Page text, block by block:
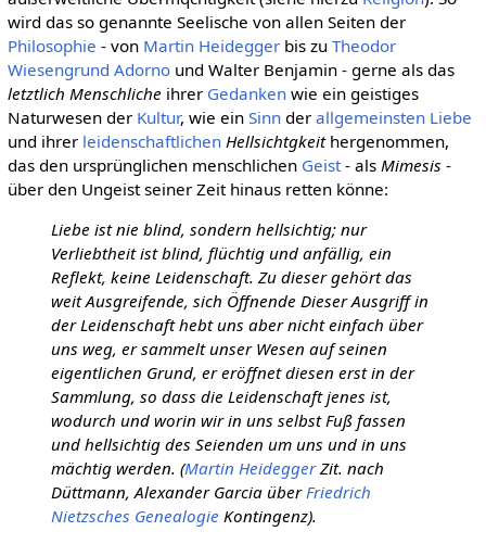
wird das so genannte Seelische von allen Seiten der
Philosophie - von Martin Heideggerbis zu Theodor
Wiesengrund Adornound Walter Benjamin - gerne als das
letztlich Menschliche ihrer Gedankenwie ein geistiges
Naturwesen der Kultur, wie ein Sinnder allgemeinsten Liebe
und ihrer leidenschaftlichen Hellsichtgkeithergenommen,
das den ursprünglichen menschlichen Geist- als Mimesis -
über den Ungeist seiner Zeit hinaus retten könne:
Liebe ist nie blind, sondern hellsichtig; nur
Verliebtheit ist blind, flüchtig und anfällig, ein
Reflekt, keine Leidenschaft. Zu dieser gehört das
weit Ausgreifende, sich Öffnende Dieser Ausgriff in
der Leidenschaft hebt uns aber nicht einfach über
uns weg, er sammelt unser Wesen auf seinen
eigentlichen Grund, er eröffnet diesen erst in der
Sammlung, so dass die Leidenschaft jenes ist,
wodurch und worin wir in uns selbst Fuß fassen
und hellsichtig des Seienden um uns und in uns
mächtig werden. (Martin HeideggerZit. nach
Düttmann, Alexander Garcia über Friedrich
Nietzsches Genealogie Kontingenz).